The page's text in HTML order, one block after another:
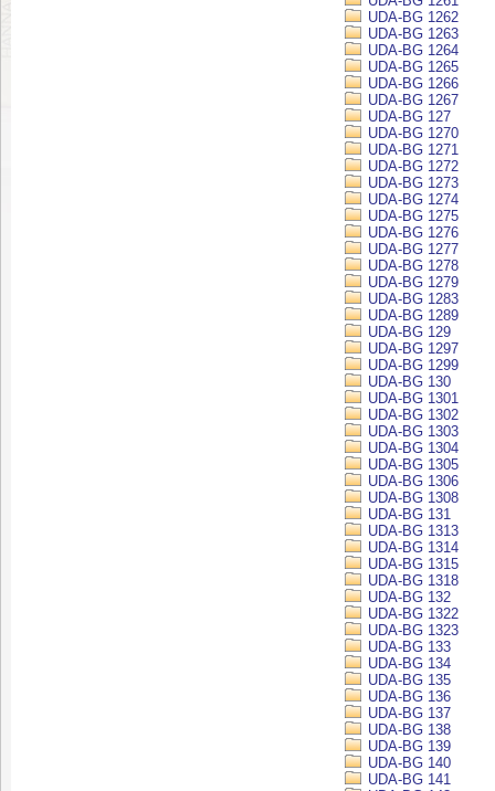
UDA-BG 1262
UDA-BG 1263
UDA-BG 1264
UDA-BG 1265
UDA-BG 1266
UDA-BG 1267
UDA-BG 127
UDA-BG 1270
UDA-BG 1271
UDA-BG 1272
UDA-BG 1273
UDA-BG 1274
UDA-BG 1275
UDA-BG 1276
UDA-BG 1277
UDA-BG 1278
UDA-BG 1279
UDA-BG 1283
UDA-BG 1289
UDA-BG 129
UDA-BG 1297
UDA-BG 1299
UDA-BG 130
UDA-BG 1301
UDA-BG 1302
UDA-BG 1303
UDA-BG 1304
UDA-BG 1305
UDA-BG 1306
UDA-BG 1308
UDA-BG 131
UDA-BG 1313
UDA-BG 1314
UDA-BG 1315
UDA-BG 1318
UDA-BG 132
UDA-BG 1322
UDA-BG 1323
UDA-BG 133
UDA-BG 134
UDA-BG 135
UDA-BG 136
UDA-BG 137
UDA-BG 138
UDA-BG 139
UDA-BG 140
UDA-BG 141